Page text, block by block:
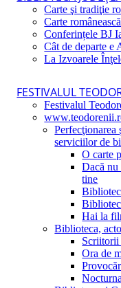
Carte şi tradiţie
Carte
Conferințele BJ
Cât de departe e
La Izvoarele
FESTIVALUL
Festivalul
Perfecţionarea
serviciilor de
O carte
Dacă
tine
Hai la
Biblioteca,
Scriitorii
Ora de